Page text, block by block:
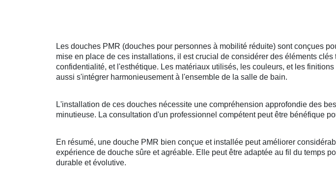
Les douches PMR (douches pour personnes à mobilité réduite) sont conçues
mise en place de ces installations, il est crucial de considérer des éléments
confidentialité, et l'esthétique. Les matériaux utilisés, les couleurs, et les
aussi s'intégrer harmonieusement à l'ensemble de la salle de bain.
L'installation de ces douches nécessite une compréhension approfondie des
minutieuse. La consultation d'un professionnel compétent peut être bénéfique
En résumé, une douche PMR bien conçue et installée peut améliorer
expérience de douche sûre et agréable. Elle peut être adaptée au fil du temps
durable et évolutive.